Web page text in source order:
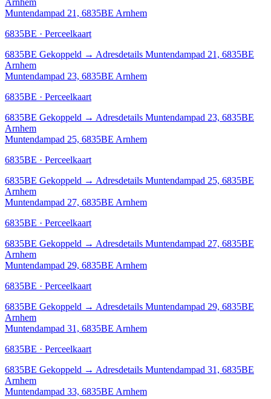
Muntendampad 21, 6835BE Arnhem
6835BE · Perceelkaart
6835BE Gekoppeld → Adresdetails Muntendampad 21, 6835BE
Arnhem
Muntendampad 23, 6835BE Arnhem
6835BE · Perceelkaart
6835BE Gekoppeld → Adresdetails Muntendampad 23, 6835BE
Arnhem
Muntendampad 25, 6835BE Arnhem
6835BE · Perceelkaart
6835BE Gekoppeld → Adresdetails Muntendampad 25, 6835BE
Arnhem
Muntendampad 27, 6835BE Arnhem
6835BE · Perceelkaart
6835BE Gekoppeld → Adresdetails Muntendampad 27, 6835BE
Arnhem
Muntendampad 29, 6835BE Arnhem
6835BE · Perceelkaart
6835BE Gekoppeld → Adresdetails Muntendampad 29, 6835BE
Arnhem
Muntendampad 31, 6835BE Arnhem
6835BE · Perceelkaart
6835BE Gekoppeld → Adresdetails Muntendampad 31, 6835BE
Arnhem
Muntendampad 33, 6835BE Arnhem